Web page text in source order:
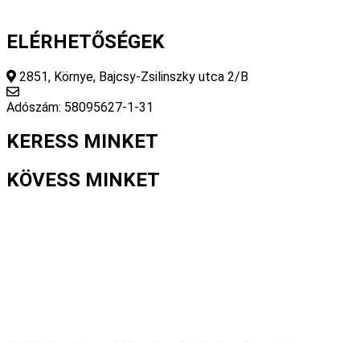
ELÉRHETŐSÉGEK
2851, Környe, Bajcsy-Zsilinszky utca 2/B
Adószám: 58095627-1-31
KERESS MINKET
KÖVESS MINKET